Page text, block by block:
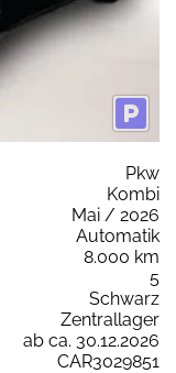
Pkw
Kombi
Mai / 2026
Automatik
8.000 km
5
Schwarz
Zentrallager
ab ca. 30.12.2026
CAR3029851